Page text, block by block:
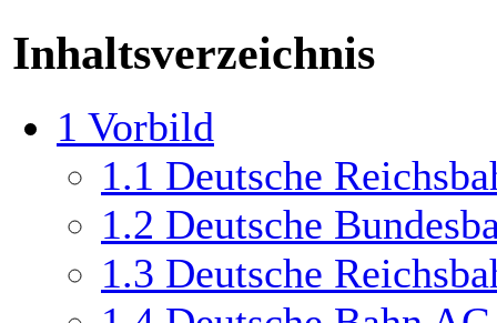
Inhaltsverzeichnis
1 Vorbild
1.1 Deutsche
1.2 Deutsche
1.3 Deutsche